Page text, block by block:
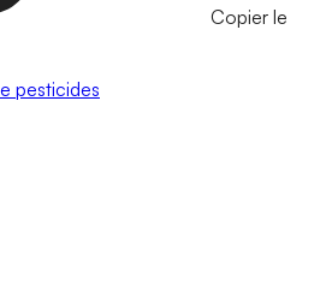
Copier le
pesticides